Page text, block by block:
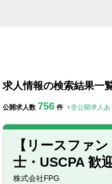
求人情報の検索結果一
公開求人数 756 件 +非公開求人あ
【リースファ
士・USCPA 歓
株式会社FPG